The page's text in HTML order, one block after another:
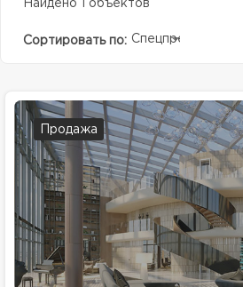
Найдено 1 объектов
Сортировать по: Спецпредолжение
Продажа